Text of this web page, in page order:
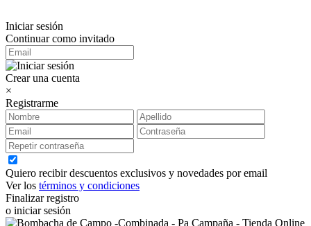
Iniciar sesión
Continuar como invitado
Crear una cuenta
×
Registrarme
Quiero recibir descuentos exclusivos y novedades por email
Ver los términos y condiciones
Finalizar registro
o iniciar sesión